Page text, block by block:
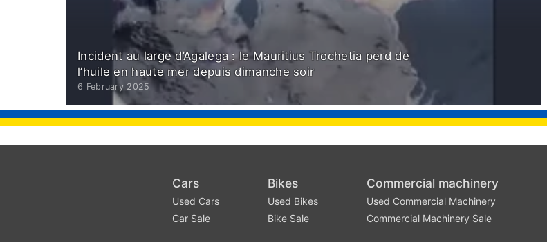
Incident au large d’Agalega : le Mauritius Trochetia perd de
l’huile en haute mer depuis dimanche soir
6 February 2025
Cars
Used Cars
Car Sale
Bikes
Used Bikes
Bike Sale
Commercial machinery
Used Commercial Machinery
Commercial Machinery Sale